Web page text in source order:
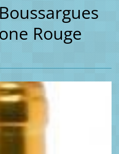
Rouge